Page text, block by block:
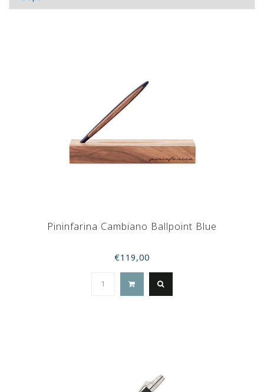
Pininfarina Cambiano Ballpoint Blue
€119,00